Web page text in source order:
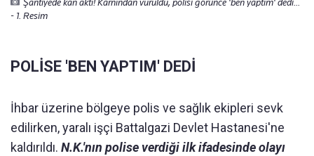
Şantiyede kan aktı! Karnından vuruldu, polisi görünce 'ben yaptım' dedi...
- 1. Resim
POLİSE 'BEN YAPTIM' DEDİ
İhbar üzerine bölgeye polis ve sağlık ekipleri sevk
edilirken, yaralı işçi Battalgazi Devlet Hastanesi'ne
kaldırıldı. N.K.'nın polise verdiği ilk ifadesinde olayı